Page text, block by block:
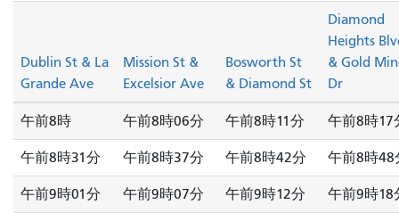
Dublin St & La
Grande Ave
Mission St &
Excelsior Ave
Bosworth St
& Diamond St
Diamond
Heights
& Gold
Dr
午前8時 午前8時06分 午前8時11分 午前8時17
午前8時31分 午前8時37分 午前8時42分 午前8時48
午前9時01分 午前9時07分 午前9時12分 午前9時18